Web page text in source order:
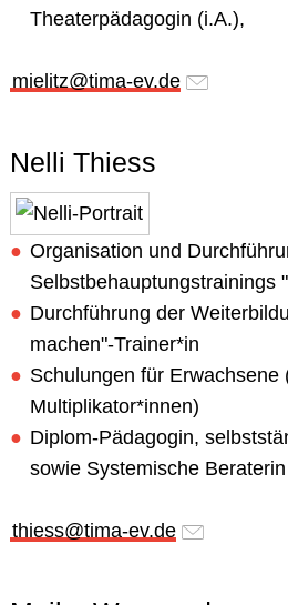
Theaterpädagogin (i.A.),
mielitz@tima-ev.de
Nelli Thiess
Organisation und
Selbstbehauptungstrainings
Durchführung der
machen"-Trainer*in
Schulungen für Erwachsene
Multiplikator*innen)
Diplom-Pädagogin,
sowie Systemische Beraterin
thiess@tima-ev.de